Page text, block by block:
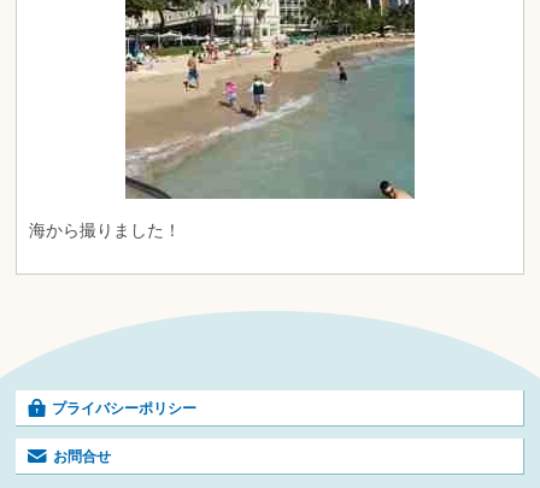
海から撮りました！
プライバシーポリシー
お問合せ